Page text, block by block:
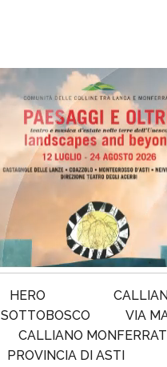
HERO
SOTTOBOSCO
VIA
CALLIANO
PROVINCIA DI ASTI